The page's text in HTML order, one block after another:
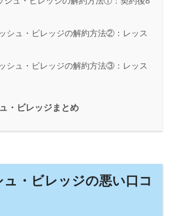
シュ・ビレッジの解約方法②：レッス
シュ・ビレッジの解約方法③：レッス
・ビレッジまとめ
・ビレッジの悪い口コ